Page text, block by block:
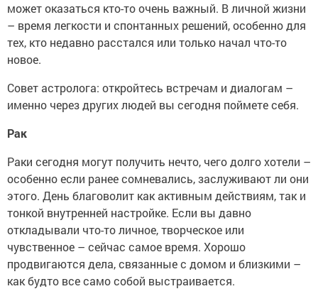
может оказаться кто-то очень важный. В личной жизни
– время легкости и спонтанных решений, особенно для
тех, кто недавно расстался или только начал что-то
новое.
Совет астролога: откройтесь встречам и диалогам –
именно через других людей вы сегодня поймете себя.
Рак
Раки сегодня могут получить нечто, чего долго хотели –
особенно если ранее сомневались, заслуживают ли они
этого. День благоволит как активным действиям, так и
тонкой внутренней настройке. Если вы давно
откладывали что-то личное, творческое или
чувственное – сейчас самое время. Хорошо
продвигаются дела, связанные с домом и близкими –
как будто все само собой выстраивается.